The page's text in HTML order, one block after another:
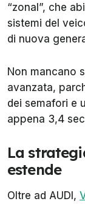
“zonal”, che
sistemi del
di nuova
Non mancano
avanzata,
dei semafori e
appena 3,4
La
estende
Oltre ad AUDI,